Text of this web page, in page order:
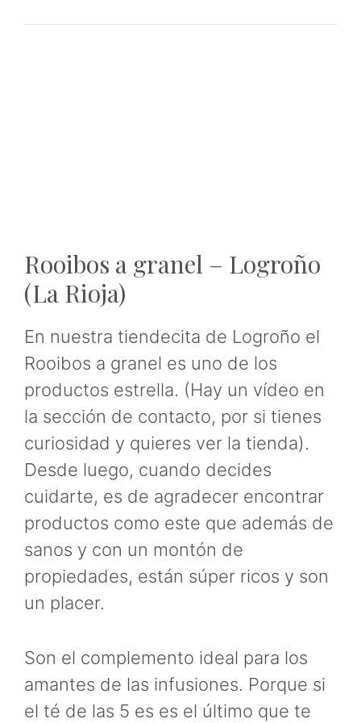
Rooibos a granel – Logroño
(La Rioja)
En nuestra tiendecita de Logroño el
Rooibos a granel es uno de los
productos estrella. (Hay un vídeo en
la sección de contacto, por si tienes
curiosidad y quieres ver la tienda).
Desde luego, cuando decides
cuidarte, es de agradecer encontrar
productos como este que además de
sanos y con un montón de
propiedades, están súper ricos y son
un placer.
Son el complemento ideal para los
amantes de las infusiones. Porque si
el té de las 5 es es el último que te